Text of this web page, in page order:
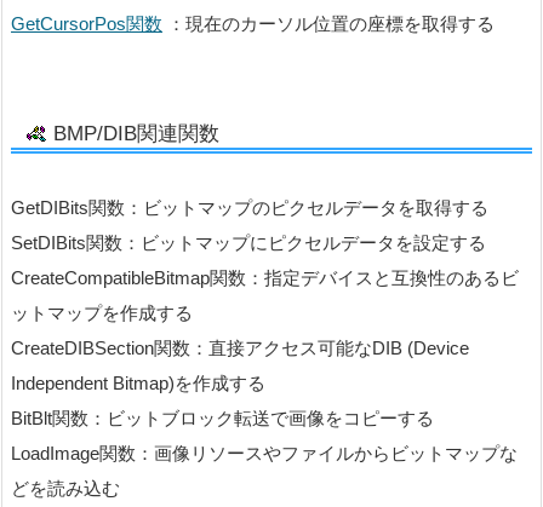
GetCursorPos関数 ：現在のカーソル位置の座標を取得する
BMP/DIB関連関数
GetDIBits関数：ビットマップのピクセルデータを取得する
SetDIBits関数：ビットマップにピクセルデータを設定する
CreateCompatibleBitmap関数：指定デバイスと互換性のあるビ
ットマップを作成する
CreateDIBSection関数：直接アクセス可能なDIB (Device
Independent Bitmap)を作成する
BitBlt関数：ビットブロック転送で画像をコピーする
LoadImage関数：画像リソースやファイルからビットマップな
どを読み込む